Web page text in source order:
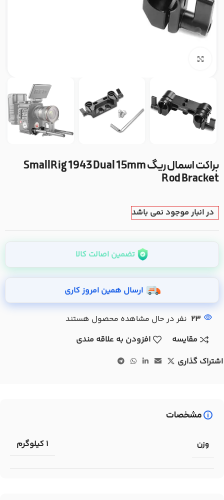
براکت اسمال ریگ SmallRig 1943 Dual 15mm
Rod Bracket
در انبار موجود نمی باشد
تضمین اصالت کالا
ارسال همین امروز کاری
23 نفر در حال مشاهده محصول هستند
مقایسه
افزودن به علاقه مندی
اشتراک گذاری
مشخصات
وزن 1 کیلوگرم